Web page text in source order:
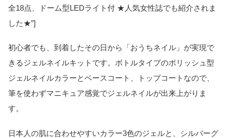
全18点、ドーム型LEDライト付 ★人気女性誌でも紹介されま
した★”]
初心者でも、到着したその日から「おうちネイル」が実現で
きるジェルネイルキットです。ボトルタイプのポリッシュ型
ジェルネイルカラーとベースコート、トップコートなので、
筆を使わずマニキュア感覚でジェルネイルが出来上がりま
す。
日本人の肌に合わせやすいカラー3色のジェルと、シルバーグ